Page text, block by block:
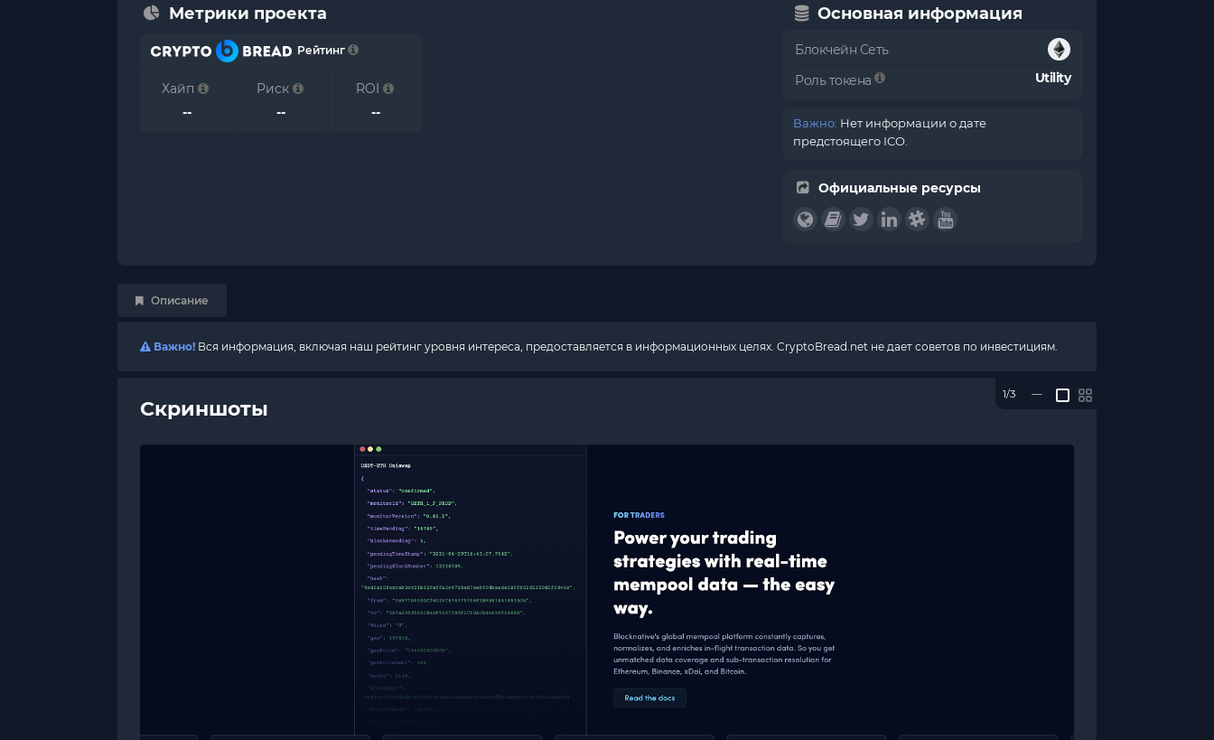
Метрики проекта
Рейтинг
Хайп
--
Риск
--
ROI
--
Основная информация
Блокчейн Сеть
Роль токена
Utility
Важно: Нет информации о дате
предстоящего ICO.
Официальные ресурсы
Описание
Важно! Вся информация, включая наш рейтинг уровня интереса, предоставляется в информационных целях. CryptoBread.net не дает советов по инвестициям.
Скриншоты
1/3 —